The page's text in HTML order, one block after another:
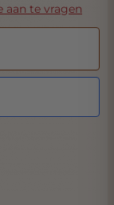
aan te vragen